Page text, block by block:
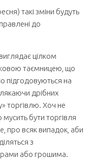
такі зміни будуть
до
цілком
таємницею, що
підгодовуються на
лякаючи дрібних
торгівлю. Хоч не
бути торгівля
про всяк випадок, аби
з
або грошима.